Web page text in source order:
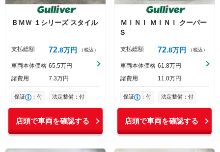
ＢＭＷ １シリーズ スタイル
支払総額 72 8万円 （税込）
車両本体価格 65 5万円
諸費用
7 3万円
保証 ：付 法定整備：付
店頭で車両を確認する
ＭＩＮＩ ＭＩＮＩ
クーパー
S
支払総額 72 8万円 （税込）
車両本体価格 61 8万円
諸費用
11 0万円
保証 ：付 法定整備：付
店頭で車両を確認する